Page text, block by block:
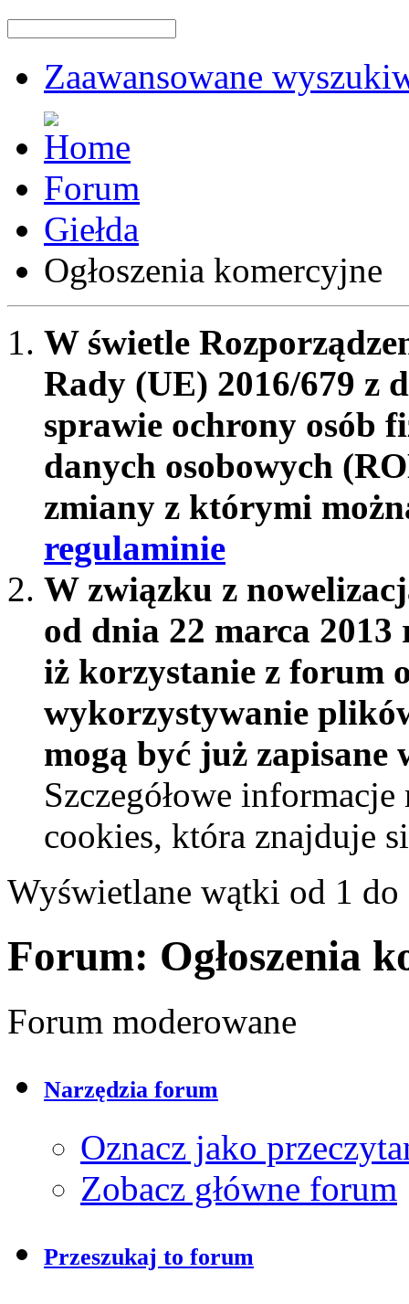
Zaawansowane
Forum
Giełda
Ogłoszenia komercyjne
W świetle
Rady (UE) 2016/679 z
sprawie ochrony osób
danych osobowych
zmiany z którymi
regulaminie
W związku z
od dnia 22 marca
iż korzystanie z forum
wykorzystywanie
mogą być już
Szczegółowe
cookies, która znajduje
Wyświetlane wątki od 1 do
Forum: Ogłoszenia
Forum moderowane
Narzędzia forum
Oznacz jako
Zobacz główne forum
Przeszukaj to forum